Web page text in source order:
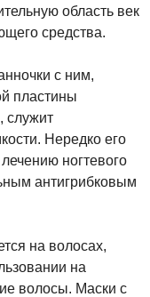
область век
средства.
с ним,
пластины
служит
Нередко его
ногтевого
антигрибковым
на волосах,
на
волосы. Маски с